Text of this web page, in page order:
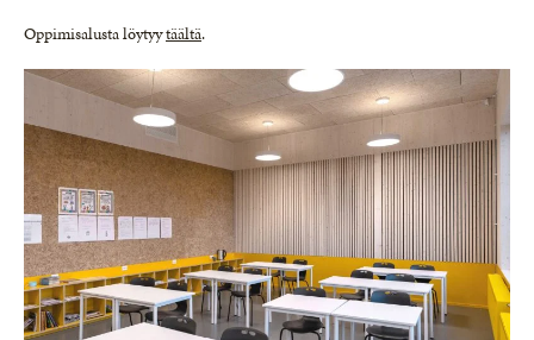
Oppimisalusta löytyytäältä.